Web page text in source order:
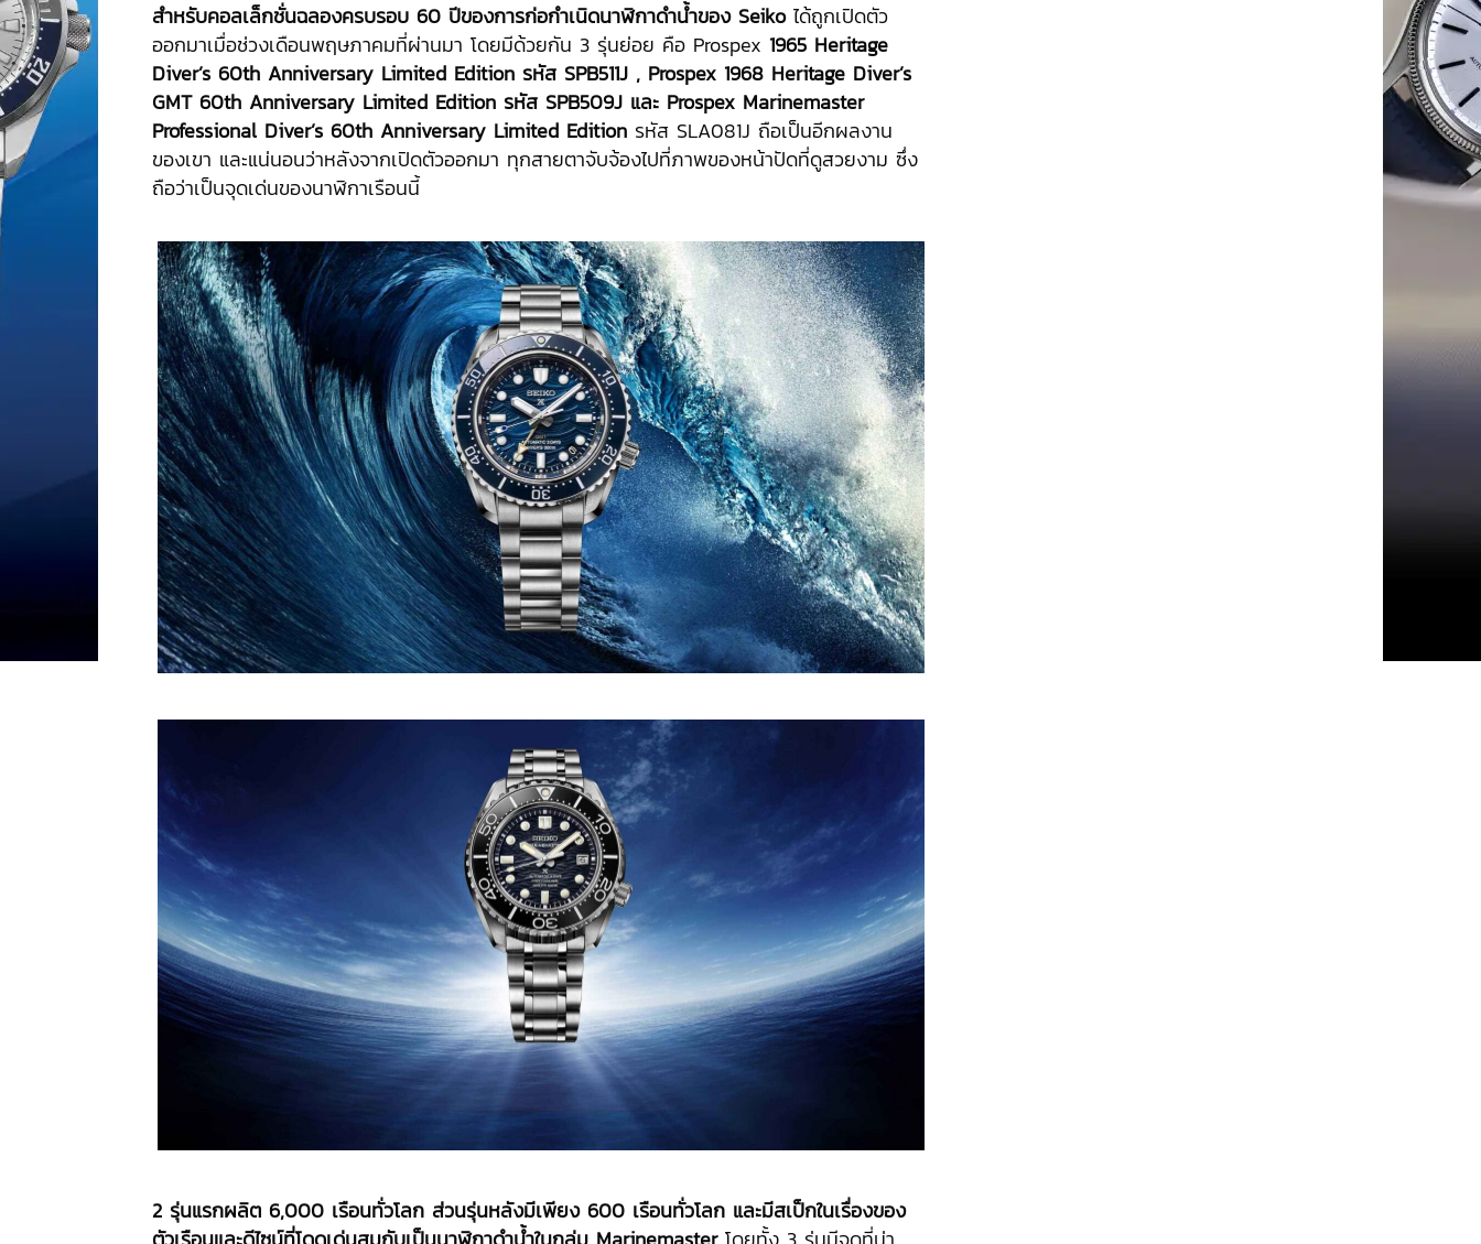
สำหรับคอลเล็กชั่นฉลองครบรอบ 60 ปีของการก่อกำเนิดนาฬิกาดำน้ำของ Seikoได้ถูกเปิดตัว
ออกมาเมื่อช่วงเดือนพฤษภาคมที่ผ่านมา โดยมีด้วยกัน 3 รุ่นย่อย คือ Prospex 1965 Heritage
Diver’s 60th Anniversary Limited Edition รหัส SPB511J , Prospex 1968 Heritage Diver’s
GMT 60th Anniversary Limited Edition รหัส SPB509J และ Prospex Marinemaster
Professional Diver’s 60th Anniversary Limited Edition รหัส SLA081J ถือเป็นอีกผลงาน
ของเขา และแน่นอนว่าหลังจากเปิดตัวออกมา ทุกสายตาจับจ้องไปที่ภาพของหน้าปัดที่ดูสวยงาม ซึ่ง
ถือว่าเป็นจุดเด่นของนาฬิกาเรือนนี้
2 รุ่นแรกผลิต 6,000 เรือนทั่วโลก ส่วนรุ่นหลังมีเพียง 600 เรือนทั่วโลก และมีสเป็กในเรื่องของ